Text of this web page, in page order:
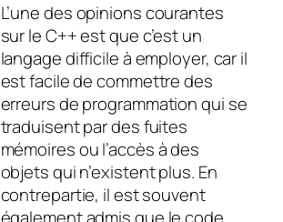
L’une des opinions courantes
sur le C++ est que c’est un
langage difficile à employer, car il
est facile de commettre des
erreurs de programmation qui se
traduisent par des fuites
mémoires ou l’accès à des
objets qui n’existent plus. En
contrepartie, il est souvent